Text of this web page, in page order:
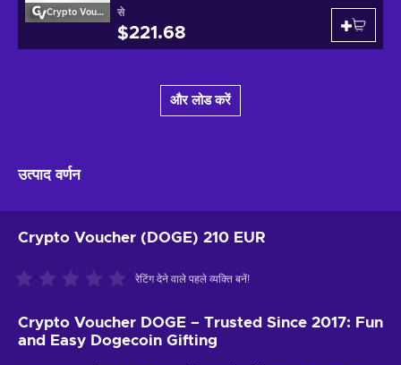
Crypto Voucher से
$221.68
और लोड करें
उत्पाद वर्णन
Crypto Voucher (DOGE) 210 EUR
रेटिंग देने वाले पहले व्यक्ति बनें!
Crypto Voucher DOGE – Trusted Since 2017: Fun
and Easy Dogecoin Gifting